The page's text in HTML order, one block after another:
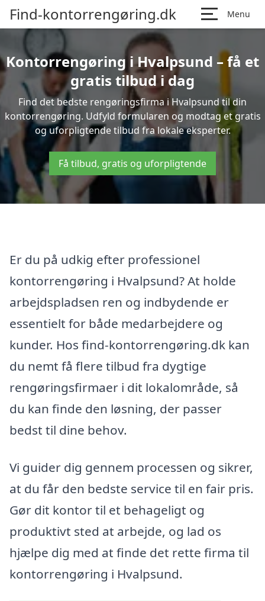
Find-kontorrengøring.dk Menu
Kontorrengøring i Hvalpsund – få et
gratis tilbud i dag
Find det bedste rengøringsfirma i Hvalpsund til din
kontorrengøring. Udfyld formularen og modtag et gratis
og uforpligtende tilbud fra lokale eksperter.
Få tilbud, gratis og uforpligtende
Er du på udkig efter professionel
kontorrengøring i Hvalpsund? At holde
arbejdspladsen ren og indbydende er
essentielt for både medarbejdere og
kunder. Hos find-kontorrengøring.dk kan
du nemt få flere tilbud fra dygtige
rengøringsfirmaer i dit lokalområde, så
du kan finde den løsning, der passer
bedst til dine behov.
Vi guider dig gennem processen og sikrer,
at du får den bedste service til en fair pris.
Gør dit kontor til et behageligt og
produktivt sted at arbejde, og lad os
hjælpe dig med at finde det rette firma til
kontorrengøring i Hvalpsund.